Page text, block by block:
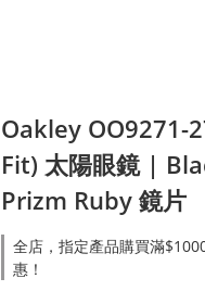
Oakley OO9271-
Fit) 太陽眼鏡 |
Prizm Ruby 鏡片
全店，指定產品購買滿
惠！